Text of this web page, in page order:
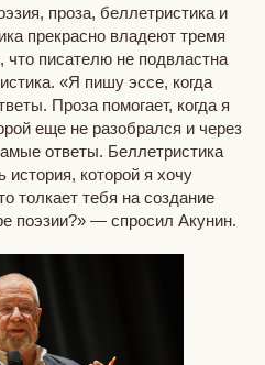
проза, беллетристика и
прекрасно владеют тремя
что писателю не подвластна
«Я пишу эссе, когда
Проза помогает, когда я
еще не разобрался и через
ответы. Беллетристика
история, которой я хочу
толкает тебя на создание
поэзии?» — спросил Акунин.